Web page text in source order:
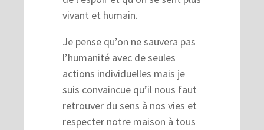
vivant et humain.
Je pense qu’on ne sauvera pas
l’humanité avec de seules
actions individuelles mais je
suis convaincue qu’il nous faut
retrouver du sens à nos vies et
respecter notre maison à tous